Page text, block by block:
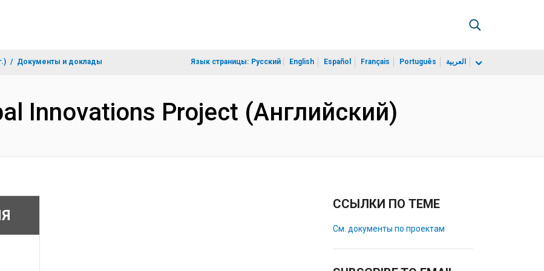
Документы и доклады Язык страницы: Русский English Español Français Português العربية
Innovations Project (Английский)
ССЫЛКИ ПО ТЕМЕ
См. документы по проектам